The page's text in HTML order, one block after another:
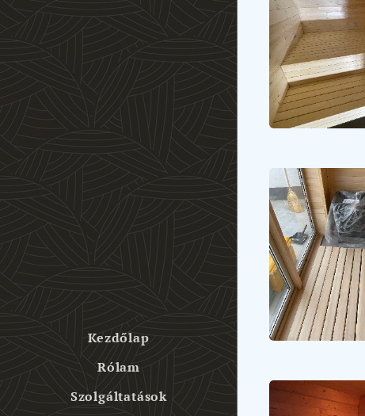
Kezdőlap
Rólam
Szolgáltatások